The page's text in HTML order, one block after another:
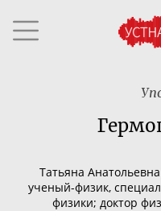
Татьяна Анатольевна
ученый-физик,
физики; доктор